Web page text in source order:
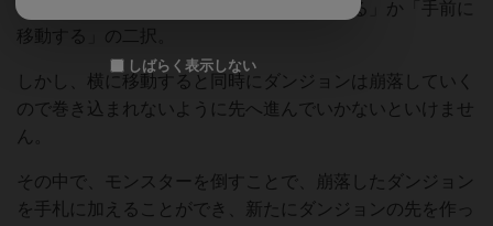
アクションもシンプルで、「左右に移動する」か「手前に
移動する」の二択。
しかし、横に移動すると同時にダンジョンは崩落していく
ので巻き込まれないように先へ進んでいかないといけませ
ん。
その中で、モンスターを倒すことで、崩落したダンジョン
を手札に加えることができ、新たにダンジョンの先を作っ
しばらく表示しない